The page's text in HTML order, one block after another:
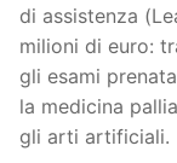
di assistenza
milioni di euro:
gli esami
la medicina
gli arti artificiali.